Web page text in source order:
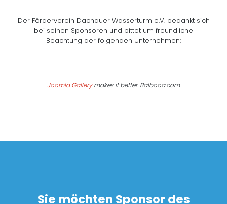
Der Förderverein Dachauer Wasserturm e.V. bedankt sich
bei seinen Sponsoren und bittet um freundliche
Beachtung der folgenden Unternehmen:
Joomla Gallerymakes it better. Balbooa.com
Sie möchten Sponsor des